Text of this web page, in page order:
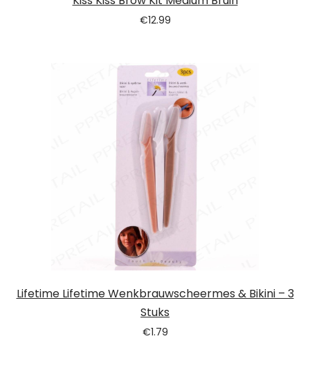
€12.99
Lifetime Lifetime Wenkbrauwscheermes & Bikini – 3
Stuks
€1.79